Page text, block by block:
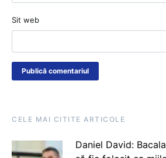
Sit web
CELE MAI CITITE ARTICOLE
Daniel David: